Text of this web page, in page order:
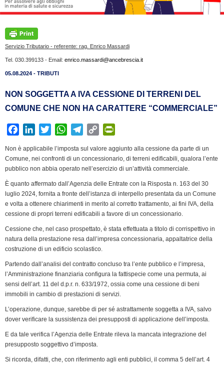
Servizio Tributario - referente: rag. Enrico Massardi
Tel. 030.399133 - Email: enrico.massardi@ancebrescia.it
05.08.2024 - TRIBUTI
NON SOGGETTA A IVA CESSIONE DI TERRENI DEL
COMUNE CHE NON HA CARATTERE “COMMERCIALE”
c
e
o
o
k
n
k
d
I
n
i
t
e
r
W
a
t
p
p
l
e
a
m
C
p
y
n
k
i
n
F
r
i
e
n
l
y
Non è applicabile l’imposta sul valore aggiunto alla cessione da parte di un
Comune, nei confronti di un concessionario, di terreni edificabili, qualora l’ente
pubblico non abbia operato nell’esercizio di un’attività commerciale.
È quanto affermato dall’Agenzia delle Entrate con la Risposta n. 163 del 30
luglio 2024, fornita a fronte dell’istanza di interpello presentata da un Comune
e volta a ottenere chiarimenti in merito al corretto trattamento, ai fini IVA, della
cessione di propri terreni edificabili a favore di un concessionario.
Cessione che, nel caso prospettato, è stata effettuata a titolo di corrispettivo in
natura della prestazione resa dall’impresa concessionaria, appaltatrice della
costruzione di un edificio scolastico.
Partendo dall’analisi del contratto concluso tra l’ente pubblico e l’impresa,
l’Amministrazione finanziaria configura la fattispecie come una permuta, ai
sensi dell’art. 11 del d.p.r. n. 633/1972, ossia come una cessione di beni
immobili in cambio di prestazioni di servizi.
L’operazione, dunque, sarebbe di per sé astrattamente soggetta a IVA, salvo
dover verificare la sussistenza dei presupposti di applicazione dell’imposta.
E da tale verifica l’Agenzia delle Entrate rileva la mancata integrazione del
presupposto soggettivo d’imposta.
Si ricorda, difatti, che, con riferimento agli enti pubblici, il comma 5 dell’art. 4